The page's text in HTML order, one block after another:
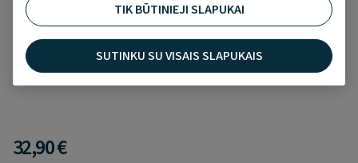
Royal Canin maistas Britų trumpaplaukėms
katėms, 2 kg
Atsiliepimų nėra Įtraukti į norų sąrašą
32,90 €
TIK BŪTINIEJI SLAPUKAI
SUTINKU SU VISAIS SLAPUKAIS